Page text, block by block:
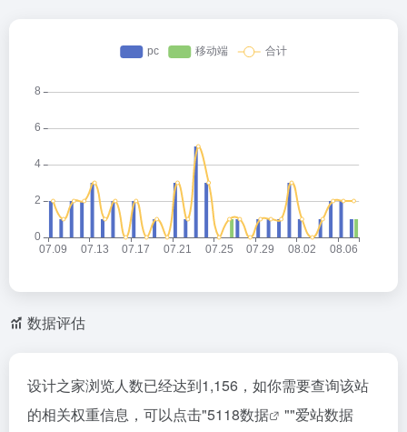
数据评估
设计之家浏览人数已经达到1,156，如你需要查询该站
的相关权重信息，可以点击"5118数据 ""爱站数据